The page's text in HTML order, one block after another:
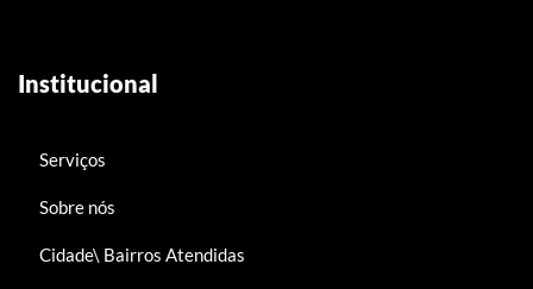
Institucional
Serviços
Sobre nós
Cidade\ Bairros Atendidas